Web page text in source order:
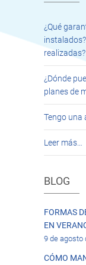
¿Qué
realizadas?
¿Dónde
planes de
Tengo una
Leer más…
BLOG
FORMAS
EN
9 de agosto
CÓMO